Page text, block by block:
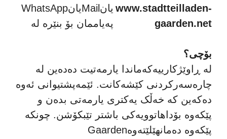
WhatsAppیانMailیان
پەیاممان بۆ بنێرە لە
www.stadtteilladen-
gaarden.net
بۆچی؟
لە ڕاوێژکارییەکەماندا یارمەتیت دەدەین لە
چارەسەرکردنی کێشەکانت. ئێمەپشتیوانی ئەوە
دەکەین کە خەڵک یەکتری یارمەتی بدەن و
پێکەوە بۆداهاتوویەکی باشتر تێبکۆشن. چونکە
Gaardenپێکەوە دەمانهێلێتەوە